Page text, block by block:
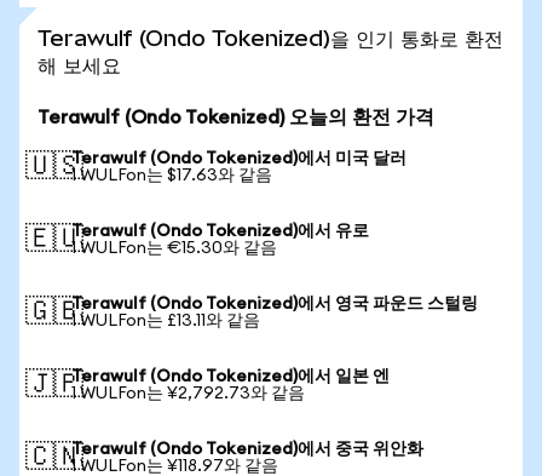
Terawulf (Ondo Tokenized)을 인기 통화로 환전
해 보세요
Terawulf (Ondo Tokenized) 오늘의 환전 가격
🇺🇸Terawulf (Ondo Tokenized)에서 미국 달러
1 WULFon는 $17.63와 같음
🇪🇺Terawulf (Ondo Tokenized)에서 유로
1 WULFon는 €15.30와 같음
🇬🇧Terawulf (Ondo Tokenized)에서 영국 파운드 스털링
1 WULFon는 £13.11와 같음
🇯🇵Terawulf (Ondo Tokenized)에서 일본 엔
1 WULFon는 ¥2,792.73와 같음
🇨🇳Terawulf (Ondo Tokenized)에서 중국 위안화
1 WULFon는 ¥118.97와 같음